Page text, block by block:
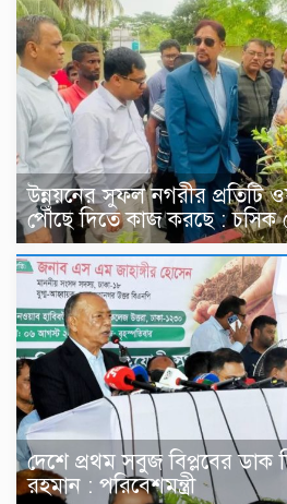
উন্নয়নের সুফল নগরীর প্রতিটি
পৌঁছে দিতে কাজ করছে : চসিক
দেশে প্রথম সবুজ বিপ্লবের ডাক
রহমান : পরিবেশমন্ত্রী